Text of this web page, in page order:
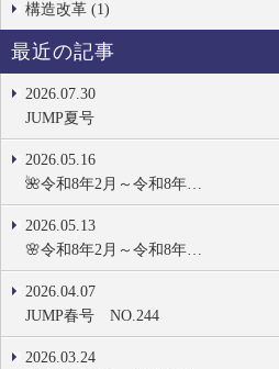
構造改革 (1)
最近の記事
2026.07.30
JUMP夏号
2026.05.16
🌺令和8年2月～令和8年…
2026.05.13
🌸令和8年2月～令和8年…
2026.04.07
JUMP春号 NO.244
2026.03.24